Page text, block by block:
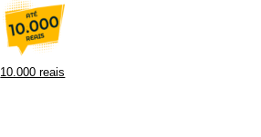
10.000 reais